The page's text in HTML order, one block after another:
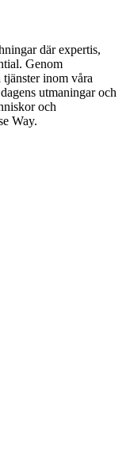
där expertis,
Genom
inom våra
utmaningar och
och
Way.